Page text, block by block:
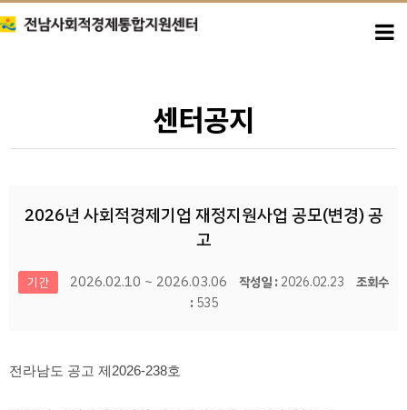
센터공지
2026년 사회적경제기업 재정지원사업 공모(변경) 공
고
기간 2026.02.10 ~ 2026.03.06 작성일 : 2026.02.23
조회수
: 535
전라남도 공고 제2026-238호